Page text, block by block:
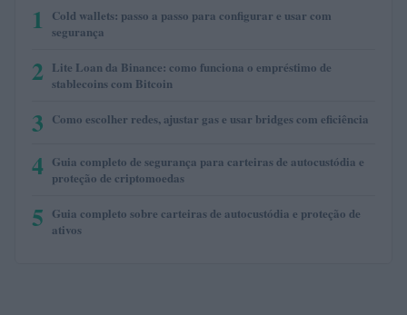
1
Cold wallets: passo a passo para configurar e usar com
segurança
2 Lite Loan da Binance: como funciona o empréstimo de
stablecoins com Bitcoin
3 Como escolher redes, ajustar gas e usar bridges com eficiência
4 Guia completo de segurança para carteiras de autocustódia e
proteção de criptomoedas
5 Guia completo sobre carteiras de autocustódia e proteção de
ativos